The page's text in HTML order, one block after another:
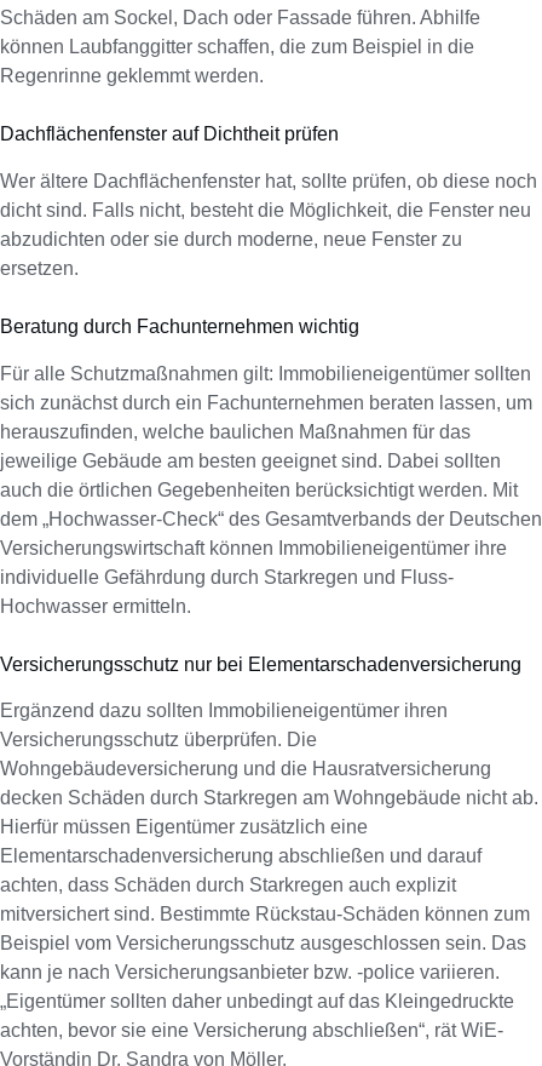
Schäden am Sockel, Dach oder Fassade führen. Abhilfe
können Laubfanggitter schaffen, die zum Beispiel in die
Regenrinne geklemmt werden.
Dachflächenfenster auf Dichtheit prüfen
Wer ältere Dachflächenfenster hat, sollte prüfen, ob diese noch
dicht sind. Falls nicht, besteht die Möglichkeit, die Fenster neu
abzudichten oder sie durch moderne, neue Fenster zu
ersetzen.
Beratung durch Fachunternehmen wichtig
Für alle Schutzmaßnahmen gilt: Immobilieneigentümer sollten
sich zunächst durch ein Fachunternehmen beraten lassen, um
herauszufinden, welche baulichen Maßnahmen für das
jeweilige Gebäude am besten geeignet sind. Dabei sollten
auch die örtlichen Gegebenheiten berücksichtigt werden. Mit
dem „Hochwasser-Check“ des Gesamtverbands der Deutschen
Versicherungswirtschaft können Immobilieneigentümer ihre
individuelle Gefährdung durch Starkregen und Fluss-
Hochwasser ermitteln.
Versicherungsschutz nur bei Elementarschadenversicherung
Ergänzend dazu sollten Immobilieneigentümer ihren
Versicherungsschutz überprüfen. Die
Wohngebäudeversicherung und die Hausratversicherung
decken Schäden durch Starkregen am Wohngebäude nicht ab.
Hierfür müssen Eigentümer zusätzlich eine
Elementarschadenversicherung abschließen und darauf
achten, dass Schäden durch Starkregen auch explizit
mitversichert sind. Bestimmte Rückstau-Schäden können zum
Beispiel vom Versicherungsschutz ausgeschlossen sein. Das
kann je nach Versicherungsanbieter bzw. -police variieren.
„Eigentümer sollten daher unbedingt auf das Kleingedruckte
achten, bevor sie eine Versicherung abschließen“, rät WiE-
Vorständin Dr. Sandra von Möller.